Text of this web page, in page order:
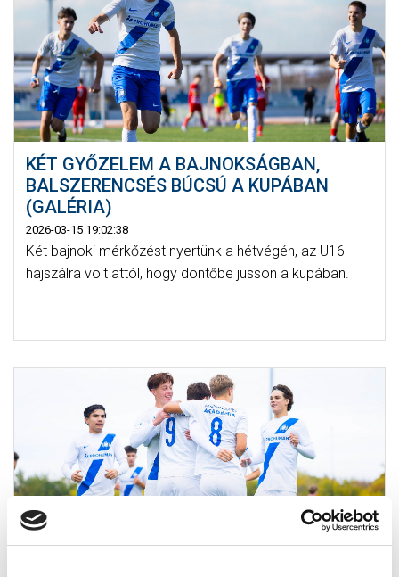
KÉT GYŐZELEM A BAJNOKSÁGBAN,
BALSZERENCSÉS BÚCSÚ A KUPÁBAN
(GALÉRIA)
2026-03-15 19:02:38
Két bajnoki mérkőzést nyertünk a hétvégén, az U16
hajszálra volt attól, hogy döntőbe jusson a kupában.